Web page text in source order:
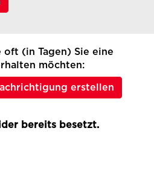
oft (in Tagen) Sie eine
möchten:
erstellen
bereits besetzt.